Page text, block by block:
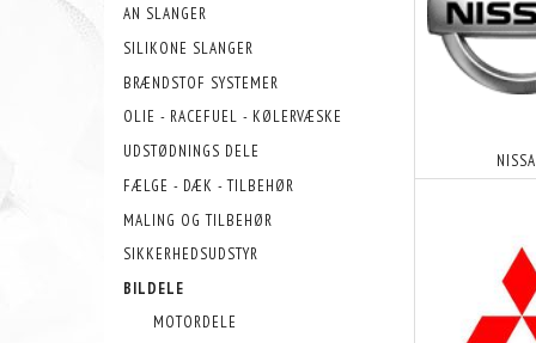
AN SLANGER
SILIKONE SLANGER
BRÆNDSTOF SYSTEMER
OLIE - RACEFUEL - KØLERVÆSKE
UDSTØDNINGS DELE
FÆLGE - DÆK - TILBEHØR
MALING OG TILBEHØR
SIKKERHEDSUDSTYR
BILDELE
MOTORDELE